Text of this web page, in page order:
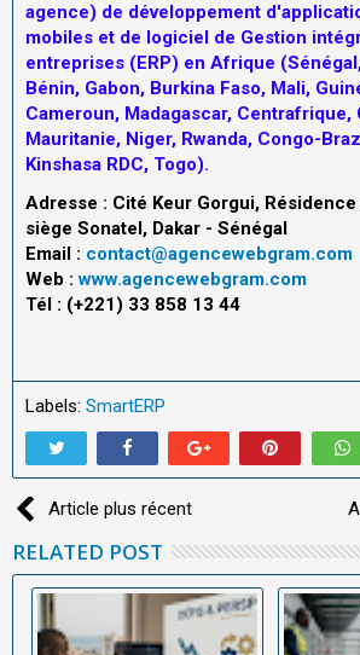
agence) de développement
mobiles et de logiciel de Gestion
entreprises (ERP) en Afrique
Bénin, Gabon, Burkina Faso, Mali,
Cameroun, Madagascar, Centrafrique,
Mauritanie, Niger, Rwanda, Congo-
Kinshasa RDC, Togo).
Adresse : Cité Keur Gorgui,
siège Sonatel, Dakar - Sénégal
Email : contact@agencewebgram.com
Web :www.agencewebgram.com
Tél : (+221) 33 858 13 44
Labels: SmartERP
Article plus récent
RELATED POST